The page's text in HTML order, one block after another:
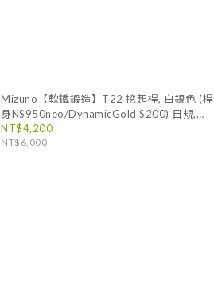
Mizuno【軟鐵鍛造】T22 挖起桿, 白銀色 (桿
身NS950neo/DynamicGold S200) 日規,
Wedge 角度桿/切桿
NT$4,200
NT$6,000